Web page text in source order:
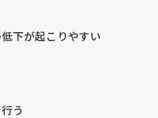
下が起こりやすい
う